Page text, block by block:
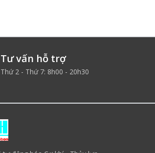
Tư vấn hỗ trợ
Thứ 2 - Thứ 7: 8h00 - 20h30